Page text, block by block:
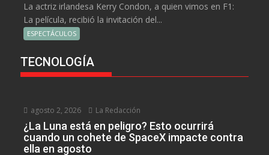
La actriz irlandesa Kerry Condon, a quien vimos en F1:
La película, recibió la invitación del...
ESPECTÁCULOS
TECNOLOGÍA
agosto 2, 2026 La Redacción
¿La Luna está en peligro? Esto ocurrirá
cuando un cohete de SpaceX impacte contra
ella en agosto